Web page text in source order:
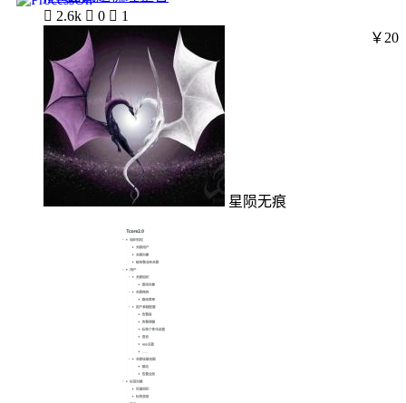
 2.6k  0  1
星陨无痕
￥20